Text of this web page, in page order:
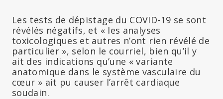
Les tests de dépistage du COVID-19 se sont
révélés négatifs, et « les analyses
toxicologiques et autres n’ont rien révélé de
particulier », selon le courriel, bien qu’il y
ait des indications qu’une « variante
anatomique dans le système vasculaire du
cœur » ait pu causer l’arrêt cardiaque
soudain.